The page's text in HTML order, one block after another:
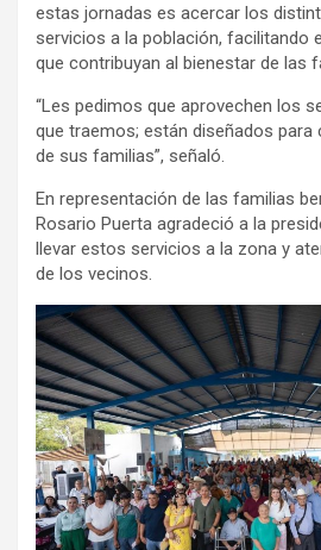
estas jornadas es acercar los
servicios a la población, facilitando
que contribuyan al bienestar de las
“Les pedimos que aprovechen los
que traemos; están diseñados para
de sus familias”, señaló.
En representación de las familias
Rosario Puerta agradeció a la
llevar estos servicios a la zona y
de los vecinos.